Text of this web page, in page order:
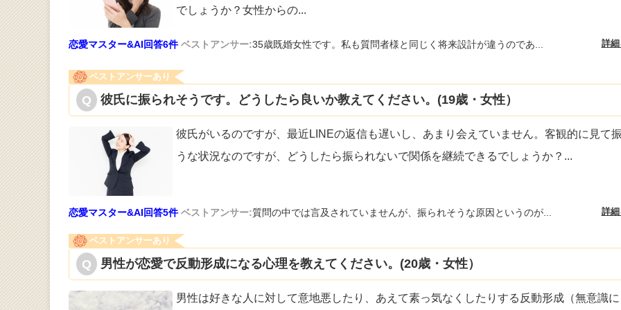
でしょうか？女性からの...
恋愛マスター&AI回答6件 ベストアンサー:35歳既婚女性です。私も質問者様と同じく将来設計が違うのであ... 詳
ベストアンサーあり
彼氏に振られそうです。どうしたら良いか教えてください。(19歳・女性）
彼氏がいるのですが、最近LINEの返信も遅いし、あまり会えていません。客観的に見て
うな状況なのですが、どうしたら振られないで関係を継続できるでしょうか？ ...
恋愛マスター&AI回答5件 ベストアンサー:質問の中では言及されていませんが、振られそうな原因というのが... 詳
ベストアンサーあり
男性が恋愛で反動形成になる心理を教えてください。(20歳・女性）
男性は好きな人に対して意地悪したり、あえて素っ気なくしたりする反動形成（無意識